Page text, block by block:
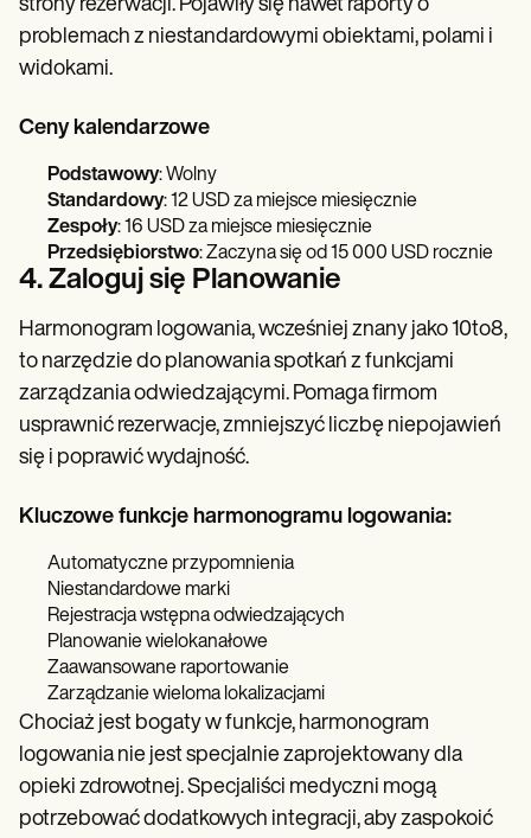
strony rezerwacji. Pojawiły się nawet raporty o
problemach z niestandardowymi obiektami, polami i
widokami.
Ceny kalendarzowe
Podstawowy: Wolny
Standardowy: 12 USD za miejsce miesięcznie
Zespoły: 16 USD za miejsce miesięcznie
Przedsiębiorstwo: Zaczyna się od 15 000 USD rocznie
4. Zaloguj się Planowanie
Harmonogram logowania, wcześniej znany jako 10to8,
to narzędzie do planowania spotkań z funkcjami
zarządzania odwiedzającymi. Pomaga firmom
usprawnić rezerwacje, zmniejszyć liczbę niepojawień
się i poprawić wydajność.
Kluczowe funkcje harmonogramu logowania:
Automatyczne przypomnienia
Niestandardowe marki
Rejestracja wstępna odwiedzających
Planowanie wielokanałowe
Zaawansowane raportowanie
Zarządzanie wieloma lokalizacjami
Chociaż jest bogaty w funkcje, harmonogram
logowania nie jest specjalnie zaprojektowany dla
opieki zdrowotnej. Specjaliści medyczni mogą
potrzebować dodatkowych integracji, aby zaspokoić